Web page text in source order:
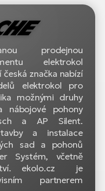
prodejnou
elektrokol
značka nabízí
elektrokol pro
možnými druhy
pohony
a AP Silent.
a instalace
sad a pohonů
Systém, včetně
ekolo.cz je
partnerem